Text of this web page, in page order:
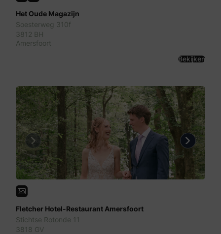
Het Oude Magazijn
Soesterweg 310f
3812 BH
Amersfoort
Bekijken
Previous Next
Fletcher Hotel-Restaurant Amersfoort
Stichtse Rotonde 11
3818 GV